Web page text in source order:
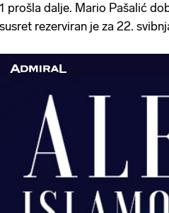
1 prošla dalje. Mario Pašalić
susret rezerviran je za 22.